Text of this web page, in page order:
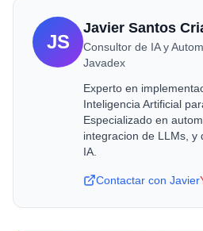
JS
Javier Santos
Consultor de IA y
Javadex
Experto en
Inteligencia Artificial
Especializado en
integracion de LLMs, y
IA.
Contactar con Javier